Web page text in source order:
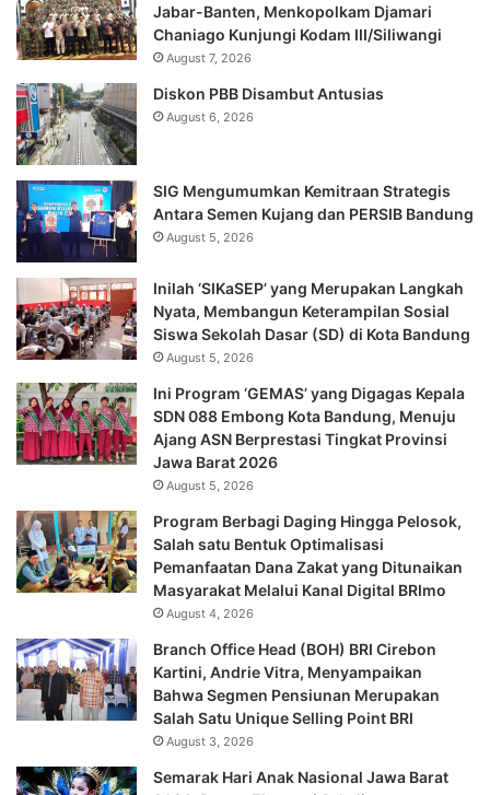
Jabar-Banten, Menkopolkam Djamari
Chaniago Kunjungi Kodam III/Siliwangi
August 7, 2026
Diskon PBB Disambut Antusias
August 6, 2026
SIG Mengumumkan Kemitraan Strategis
Antara Semen Kujang dan PERSIB Bandung
August 5, 2026
Inilah ‘SIKaSEP’ yang Merupakan Langkah
Nyata, Membangun Keterampilan Sosial
Siswa Sekolah Dasar (SD) di Kota Bandung
August 5, 2026
Ini Program ‘GEMAS’ yang Digagas Kepala
SDN 088 Embong Kota Bandung, Menuju
Ajang ASN Berprestasi Tingkat Provinsi
Jawa Barat 2026
August 5, 2026
Program Berbagi Daging Hingga Pelosok,
Salah satu Bentuk Optimalisasi
Pemanfaatan Dana Zakat yang Ditunaikan
Masyarakat Melalui Kanal Digital BRImo
August 4, 2026
Branch Office Head (BOH) BRI Cirebon
Kartini, Andrie Vitra, Menyampaikan
Bahwa Segmen Pensiunan Merupakan
Salah Satu Unique Selling Point BRI
August 3, 2026
Semarak Hari Anak Nasional Jawa Barat